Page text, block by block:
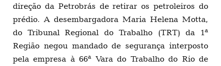
direção da Petrobrás de retirar os petroleiros do
prédio. A desembargadora Maria Helena Motta,
do Tribunal Regional do Trabalho (TRT) da 1ª
Região negou mandado de segurança interposto
pela empresa à 66ª Vara do Trabalho do Rio de